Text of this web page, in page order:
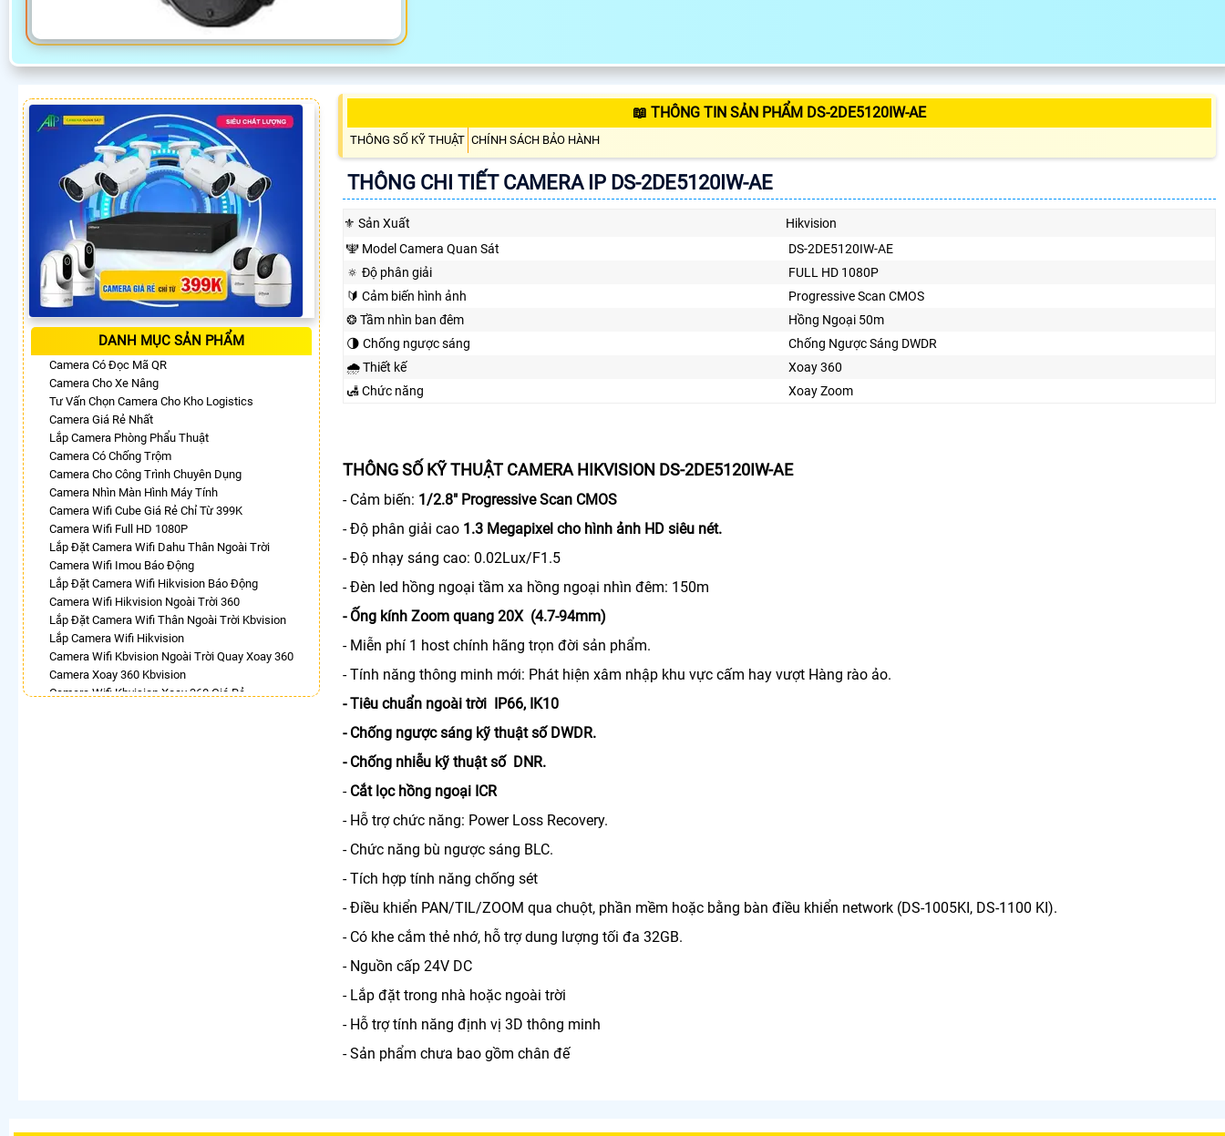
DANH MỤC SẢN PHẨM
Camera Có Đọc Mã QR
Camera Cho Xe Nâng
Tư Vấn Chọn Camera Cho Kho Logistics
Camera Giá Rẻ Nhất
Lắp Camera Phòng Phẩu Thuật
Camera Có Chống Trộm
Camera Cho Công Trình Chuyên Dụng
Camera Nhìn Màn Hình Máy Tính
Camera Wifi Cube Giá Rẻ Chỉ Từ 399K
Camera Wifi Full HD 1080P
Lắp Đặt Camera Wifi Dahu Thân Ngoài Trời
Camera Wifi Imou Báo Động
Lắp Đặt Camera Wifi Hikvision Báo Động
Camera Wifi Hikvision Ngoài Trời 360
Lắp Đặt Camera Wifi Thân Ngoài Trời Kbvision
Lắp Camera Wifi Hikvision
Camera Wifi Kbvision Ngoài Trời Quay Xoay 360
Camera Xoay 360 Kbvision
Camera Wifi Kbvision Xoay 360 Giá Rẻ
📖 THÔNG TIN SẢN PHẨM DS-2DE5120IW-AE
THÔNG SỐ KỸ THUẬT CHÍNH SÁCH BẢO HÀNH
THÔNG CHI TIẾT CAMERA IP DS-2DE5120IW-AE
⚜️ Sản Xuất
Hikvision
🕎 Model Camera Quan Sát
DS-2DE5120IW-AE
🔅 Độ phân giải
FULL HD 1080P
🔰 Cảm biến hình ảnh
Progressive Scan CMOS
❂ Tầm nhìn ban đêm
Hồng Ngoại 50m
🌗 Chống ngược sáng
Chống Ngược Sáng DWDR
🌧️ Thiết kế
Xoay 360
🛃 Chức năng
Xoay Zoom
THÔNG SỐ KỸ THUẬT CAMERA HIKVISION DS-2DE5120IW-AE
- Cảm biến: 1/2.8" Progressive Scan CMOS
- Độ phân giải cao 1.3 Megapixel cho hình ảnh HD siêu nét.
- Độ nhạy sáng cao: 0.02Lux/F1.5
- Đèn led hồng ngoại tầm xa hồng ngoại nhìn đêm: 150m
- Ống kính Zoom quang 20X (4.7-94mm)
- Miễn phí 1 host chính hãng trọn đời sản phẩm.
- Tính năng thông minh mới: Phát hiện xâm nhập khu vực cấm hay vượt Hàng rào ảo.
- Tiêu chuẩn ngoài trời IP66, IK10
- Chống ngược sáng kỹ thuật số DWDR.
- Chống nhiễu kỹ thuật số DNR.
-Cắt lọc hồng ngoại ICR
- Hỗ trợ chức năng: Power Loss Recovery.
- Chức năng bù ngược sáng BLC.
- Tích hợp tính năng chống sét
- Điều khiển PAN/TIL/ZOOM qua chuột, phần mềm hoặc bằng bàn điều khiển network (DS-1005KI, DS-1100 KI).
- Có khe cắm thẻ nhớ, hỗ trợ dung lượng tối đa 32GB.
- Nguồn cấp 24V DC
- Lắp đặt trong nhà hoặc ngoài trời
- Hỗ trợ tính năng định vị 3D thông minh
- Sản phẩm chưa bao gồm chân đế